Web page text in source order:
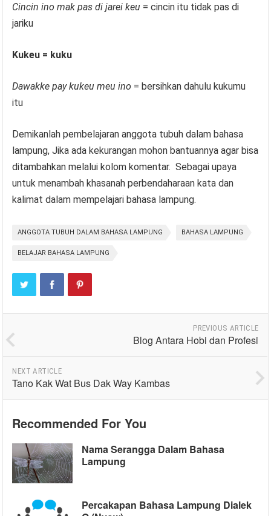
Cincin ino mak pas di jarei keu = cincin itu tidak pas di
jariku
Kukeu = kuku
Dawakke pay kukeu meu ino = bersihkan dahulu kukumu
itu
Demikanlah pembelajaran anggota tubuh dalam bahasa
lampung, Jika ada kekurangan mohon bantuannya agar bisa
ditambahkan melalui kolom komentar. Sebagai upaya
untuk menambah khasanah perbendaharaan kata dan
kalimat dalam mempelajari bahasa lampung.
ANGGOTA TUBUH DALAM BAHASA LAMPUNG BAHASA LAMPUNG
BELAJAR BAHASA LAMPUNG
PREVIOUS ARTICLE
Blog Antara Hobi dan Profesi
NEXT ARTICLE
Tano Kak Wat Bus Dak Way Kambas
Recommended For You
Nama Serangga Dalam Bahasa
Lampung
Percakapan Bahasa Lampung Dialek